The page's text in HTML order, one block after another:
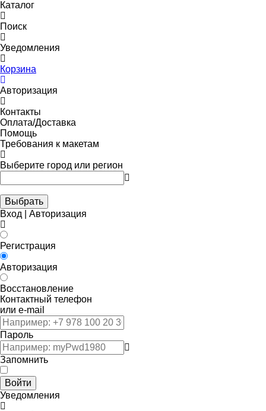
Каталог
Поиск
Уведомления
Корзина
Авторизация
Контакты
Оплата/Доставка
Помощь
Требования к макетам
Выберите город или регион
Выбрать
Вход | Авторизация
Регистрация
Авторизация
Восстановление
Контактный телефон
или e-mail
Пароль
Запомнить
Войти
Уведомления